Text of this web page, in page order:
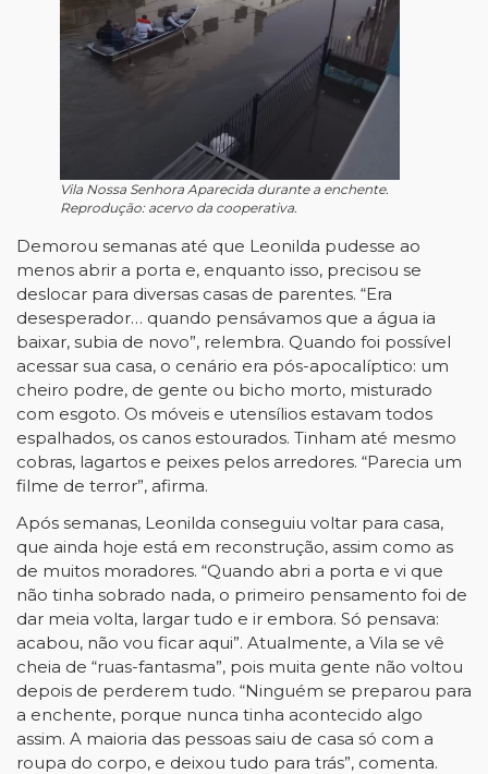
Vila Nossa Senhora Aparecida durante a enchente.
Reprodução: acervo da cooperativa.
Demorou semanas até que Leonilda pudesse ao
menos abrir a porta e, enquanto isso, precisou se
deslocar para diversas casas de parentes. “Era
desesperador… quando pensávamos que a água ia
baixar, subia de novo”, relembra. Quando foi possível
acessar sua casa, o cenário era pós-apocalíptico: um
cheiro podre, de gente ou bicho morto, misturado
com esgoto. Os móveis e utensílios estavam todos
espalhados, os canos estourados. Tinham até mesmo
cobras, lagartos e peixes pelos arredores. “Parecia um
filme de terror”, afirma.
Após semanas, Leonilda conseguiu voltar para casa,
que ainda hoje está em reconstrução, assim como as
de muitos moradores. “Quando abri a porta e vi que
não tinha sobrado nada, o primeiro pensamento foi de
dar meia volta, largar tudo e ir embora. Só pensava:
acabou, não vou ficar aqui”. Atualmente, a Vila se vê
cheia de “ruas-fantasma”, pois muita gente não voltou
depois de perderem tudo. “Ninguém se preparou para
a enchente, porque nunca tinha acontecido algo
assim. A maioria das pessoas saiu de casa só com a
roupa do corpo, e deixou tudo para trás”, comenta.